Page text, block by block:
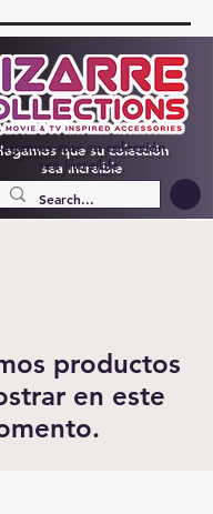
que su colección
sea increíble
productos
en este